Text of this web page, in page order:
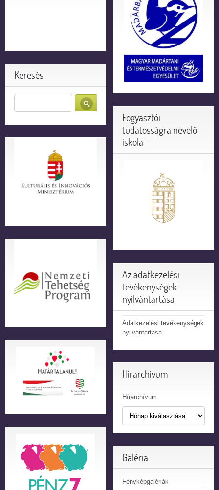
Keresés
Fogyasztói
tudatosságra nevelő
iskola
Az adatkezelési
tevékenységek
nyilvántartása
Adatkezelési tevékenységek
nyilvántartása
Hírarchívum
Hírarchívum
Galéria
Fényképgalériák